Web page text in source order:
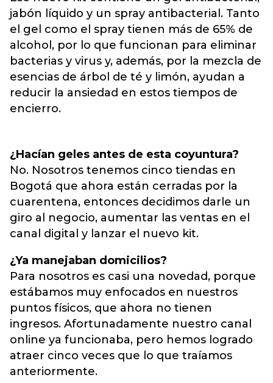
jabón líquido y un spray antibacterial. Tanto
el gel como el spray tienen más de 65% de
alcohol, por lo que funcionan para eliminar
bacterias y virus y, además, por la mezcla de
esencias de árbol de té y limón, ayudan a
reducir la ansiedad en estos tiempos de
encierro.
¿Hacían geles antes de esta coyuntura?
No. Nosotros tenemos cinco tiendas en
Bogotá que ahora están cerradas por la
cuarentena, entonces decidimos darle un
giro al negocio, aumentar las ventas en el
canal digital y lanzar el nuevo kit.
¿Ya manejaban domicilios?
Para nosotros es casi una novedad, porque
estábamos muy enfocados en nuestros
puntos físicos, que ahora no tienen
ingresos. Afortunadamente nuestro canal
online ya funcionaba, pero hemos logrado
atraer cinco veces que lo que traíamos
anteriormente.